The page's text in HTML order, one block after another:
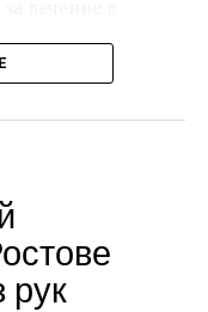
ведь именно в
Это
в
в 1942 году,
Шостакович
переехала
Татьяна
с отчимом
в
многое в